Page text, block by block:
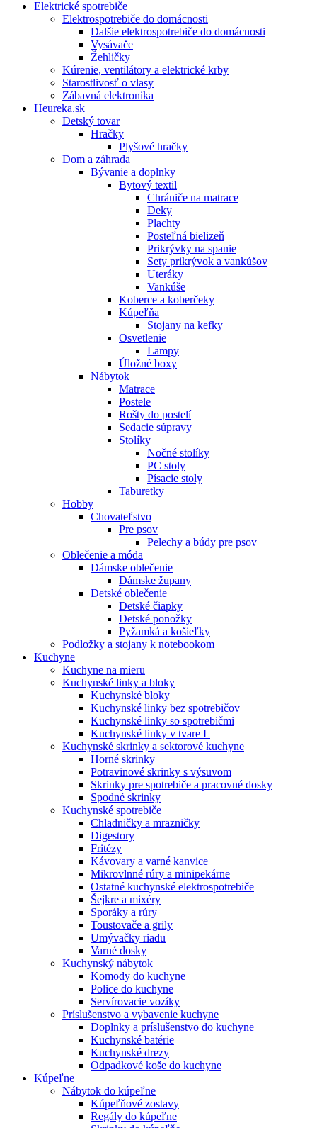
Elektrické spotrebiče
Elektrospotrebiče do domácnosti
Dalšie elektrospotrebiče do domácnosti
Vysávače
Žehličky
Kúrenie, ventilátory a elektrické krby
Starostlivosť o vlasy
Zábavná elektronika
Heureka.sk
Detský tovar
Hračky
Plyšové hračky
Dom a záhrada
Bývanie a doplnky
Bytový textil
Chrániče na matrace
Deky
Plachty
Posteľná bielizeň
Prikrývky na spanie
Sety prikrývok a vankúšov
Uteráky
Vankúše
Koberce a koberčeky
Kúpeľňa
Stojany na kefky
Osvetlenie
Lampy
Úložné boxy
Nábytok
Matrace
Postele
Rošty do postelí
Sedacie súpravy
Stolíky
Nočné stolíky
PC stoly
Písacie stoly
Taburetky
Hobby
Chovateľstvo
Pre psov
Pelechy a búdy pre psov
Oblečenie a móda
Dámske oblečenie
Dámske župany
Detské oblečenie
Detské čiapky
Detské ponožky
Pyžamká a košieľky
Podložky a stojany k notebookom
Kuchyne
Kuchyne na mieru
Kuchynské linky a bloky
Kuchynské bloky
Kuchynské linky bez spotrebičov
Kuchynské linky so spotrebičmi
Kuchynské linky v tvare L
Kuchynské skrinky a sektorové kuchyne
Horné skrinky
Potravinové skrinky s výsuvom
Skrinky pre spotrebiče a pracovné dosky
Spodné skrinky
Kuchynské spotrebiče
Chladničky a mrazničky
Digestory
Fritézy
Kávovary a varné kanvice
Mikrovlnné rúry a minipekárne
Ostatné kuchynské elektrospotrebiče
Šejkre a mixéry
Sporáky a rúry
Toustovače a grily
Umývačky riadu
Varné dosky
Kuchynský nábytok
Komody do kuchyne
Police do kuchyne
Servírovacie vozíky
Príslušenstvo a vybavenie kuchyne
Doplnky a príslušenstvo do kuchyne
Kuchynské batérie
Kuchynské drezy
Odpadkové koše do kuchyne
Kúpeľne
Nábytok do kúpeľne
Kúpeľňové zostavy
Regály do kúpeľne